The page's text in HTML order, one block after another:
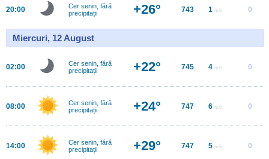
20:00
Cer senin, fără
precipitații
+26° 743 1 m/s 0
Miercuri, 12 August
02:00
Cer senin, fără
precipitații
+22° 745 4 m/s 0
08:00
Cer senin, fără
precipitații
+24° 747 6 m/s 0
14:00
Cer senin, fără
precipitații
+29° 747 5 m/s 0